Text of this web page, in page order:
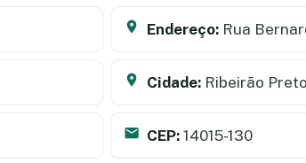
Endereço: Rua
Cidade: Ribeirão
CEP: 14015-130